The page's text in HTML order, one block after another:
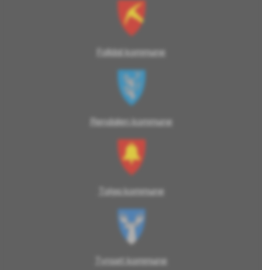
Folldal kommune
Rendalen kommune
Tolga kommune
Tynset kommune